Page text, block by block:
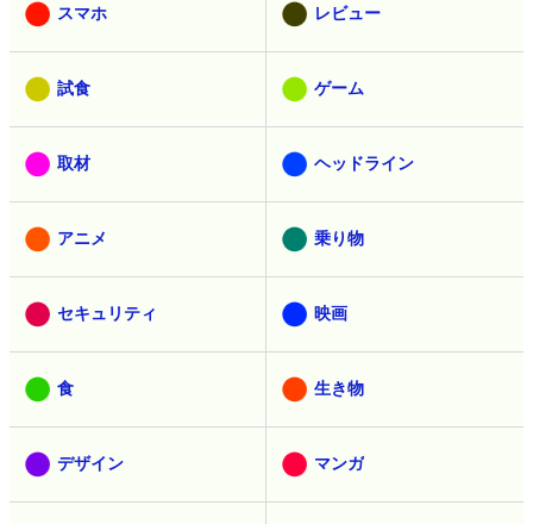
スマホ レビュー
試食 ゲーム
取材 ヘッドライン
アニメ 乗り物
セキュリティ 映画
食 生き物
デザイン マンガ